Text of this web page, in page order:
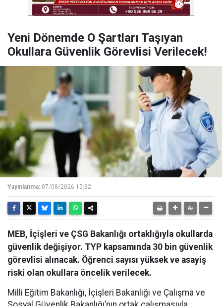
Yeni Dönemde O Şartları Taşıyan
Okullara Güvenlik Görevlisi Verilecek!
Yayınlanma: 07/08/2026 15:32
MEB, İçişleri ve ÇSG Bakanlığı ortaklığıyla okullarda
güvenlik değişiyor. TYP kapsamında 30 bin güvenlik
görevlisi alınacak. Öğrenci sayısı yüksek ve asayiş
riski olan okullara öncelik verilecek.
Milli Eğitim Bakanlığı, İçişleri Bakanlığı ve Çalışma ve